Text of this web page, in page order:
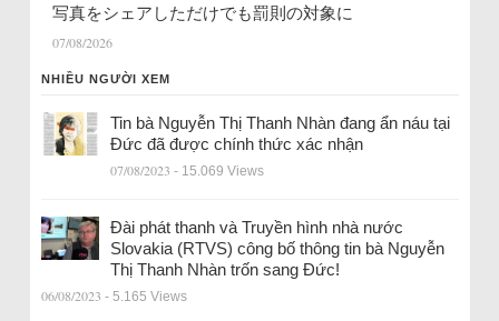
写真をシェアしただけでも罰則の対象に
07/08/2026
NHIỀU NGƯỜI XEM
Tin bà Nguyễn Thị Thanh Nhàn đang ẩn náu tại
Đức đã được chính thức xác nhận
07/08/2023 - 15.069 Views
Đài phát thanh và Truyền hình nhà nước
Slovakia (RTVS) công bố thông tin bà Nguyễn
Thị Thanh Nhàn trốn sang Đức!
06/08/2023 - 5.165 Views